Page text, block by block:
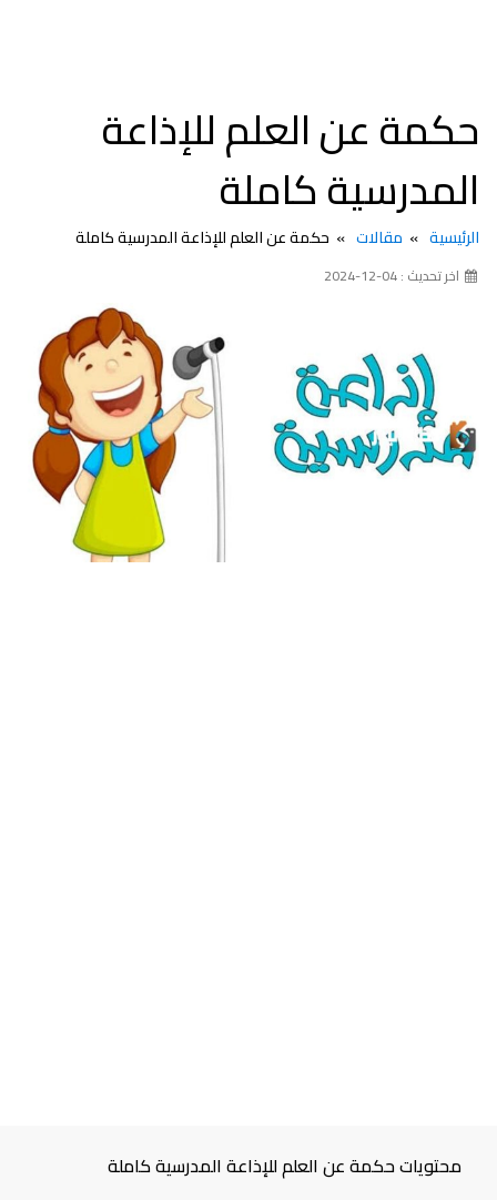
حكمة عن العلم للإذاعة
المدرسية كاملة
الرئيسية مقالات حكمة عن العلم للإذاعة المدرسية كاملة
اخر تحديث : 04-12-2024
محتويات حكمة عن العلم للإذاعة المدرسية كاملة